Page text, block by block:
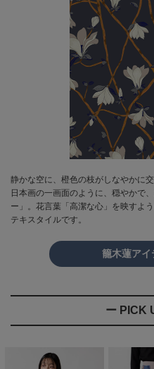
静かな空に、橙色の枝がしなやかに
日本画の一画面のように、穏やかで
ー」。花言葉「高潔な心」を映すよ
テキスタイルです。
籠木蓮ア
ー PICK